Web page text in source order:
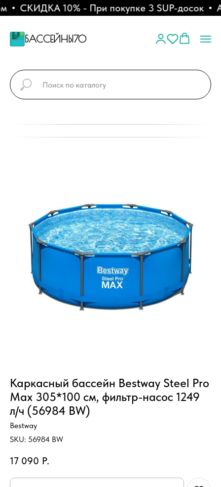
СКИДКА 10% - При покупке 3 SUP-досок
БАССЕЙНЫ70
Каркасный бассейн Bestway Steel Pro
Max 305*100 см, фильтр-насос 1249
л/ч (56984 BW)
Bestway
SKU: 56984 BW
17 090 Р.